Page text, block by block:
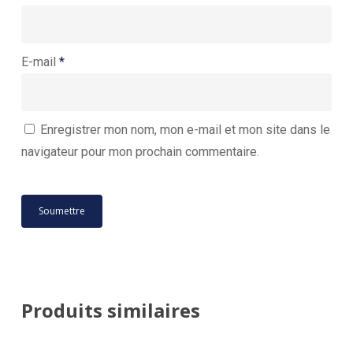
E-mail *
Enregistrer mon nom, mon e-mail et mon site dans le
navigateur pour mon prochain commentaire.
Produits similaires